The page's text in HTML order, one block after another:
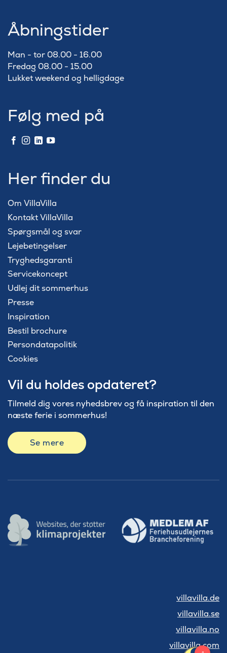
Åbningstider
Man - tor 08.00 - 16.00
Fredag 08.00 - 15.00
Lukket weekend og helligdage
Følg med på
Her finder du
Om VillaVilla
Kontakt VillaVilla
Spørgsmål og svar
Lejebetingelser
Tryghedsgaranti
Servicekoncept
Udlej dit sommerhus
Presse
Inspiration
Bestil brochure
Persondatapolitik
Cookies
Vil du holdes opdateret?
Tilmeld dig vores nyhedsbrev og få inspiration til den
næste ferie i sommerhus!
Se mere
villavilla.de
villavilla.se
villavilla.no
villavilla.com